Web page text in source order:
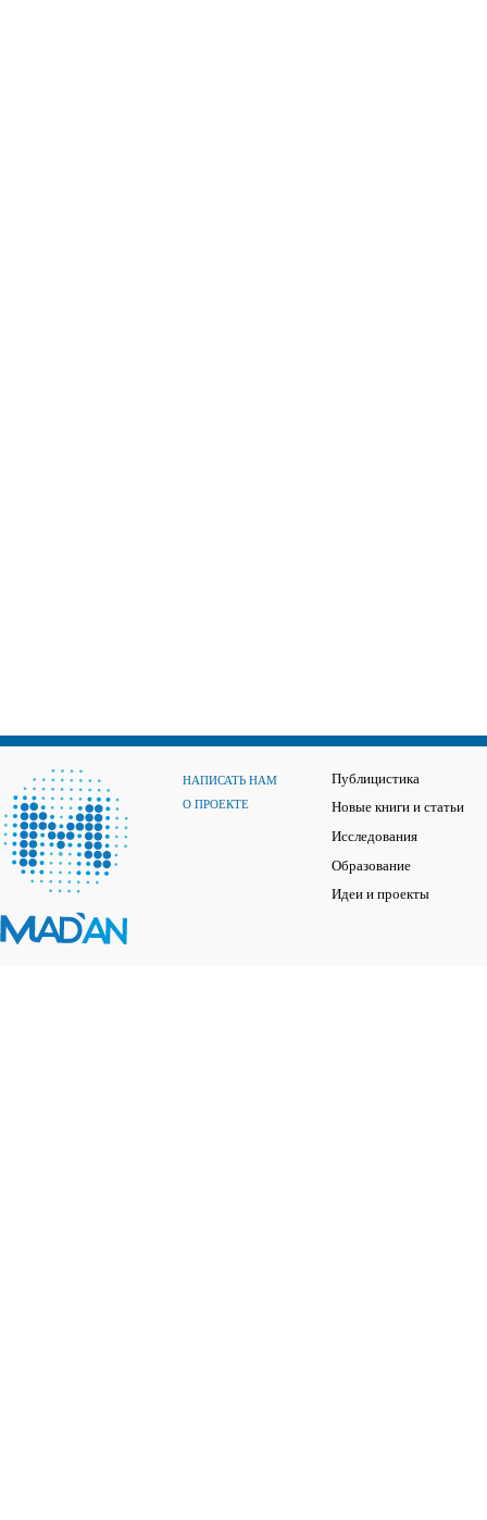
НАПИСАТЬ НАМ
О ПРОЕКТЕ
Публицистика
Новые книги и статьи
Исследования
Образование
Идеи и проекты